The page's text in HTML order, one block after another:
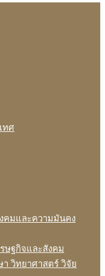
ทศ
คมและความมันคง
ษฐกิจและสังคม
วิทยาศาสตร์ วิจัย